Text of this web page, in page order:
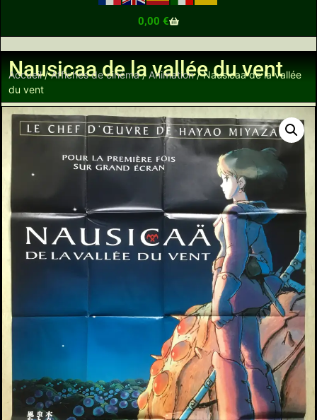
0,00 €
Nausicaa de la vallée du vent
Accueil/Affiches de cinéma/Animation/ Nausicaa de la vallée
du vent